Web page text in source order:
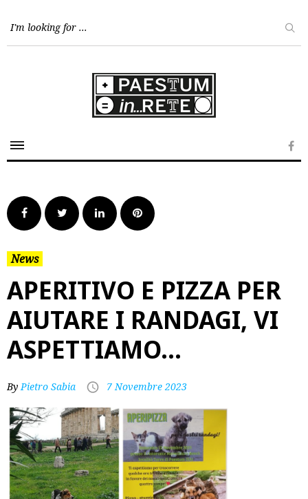
FacebookTwitter LinkedInPinterest
News
APERITIVO E PIZZA PER
AIUTARE I RANDAGI, VI
ASPETTIAMO…
ByPietro Sabia 7 Novembre 2023